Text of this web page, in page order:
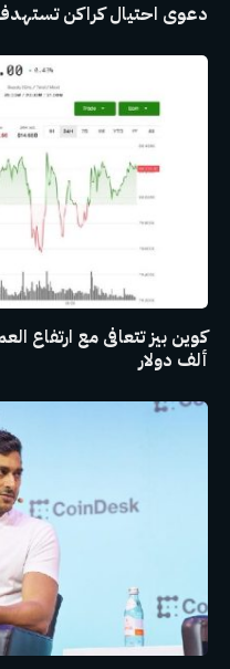
دعوى احتيال كراكن
ألف دولار